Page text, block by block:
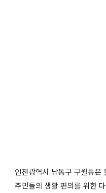
인천광역시 남동구 구월동은
주민들의 생활 편의를 위한